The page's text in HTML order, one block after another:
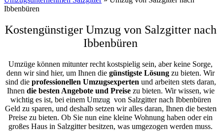
Ibbenbüren
Kostengünstiger Umzug von Salzgitter nach
Ibbenbüren
Umzüge können mitunter recht kostspielig sein, aber keine Sorge,
denn wir sind hier, um Ihnen die günstigste Lösung zu bieten. Wir
sind die professionellen Umzugsexperten und arbeiten stets daran,
Ihnen die besten Angebote und Preisezu bieten. Wir wissen, wie
wichtig es ist, bei einem Umzug von Salzgitter nach Ibbenbüren
Geld zu sparen, und deshalb setzen wir alles daran, Ihnen die besten
Preise zu bieten. Ob Sie nun eine kleine Wohnung haben oder ein
großes Haus in Salzgitter besitzen, was umgezogen werden muss.